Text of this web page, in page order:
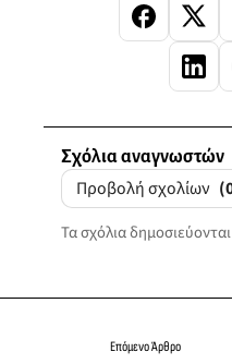
Σχόλια αναγνωστών
Προβολή σχολίων
Τα σχόλια
Επόμενο Άρθρο